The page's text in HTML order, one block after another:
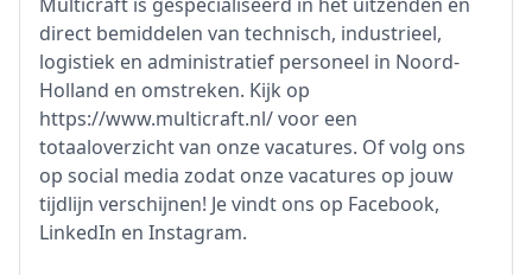
direct bemiddelen van technisch, industrieel,
logistiek en administratief personeel in Noord-
Holland en omstreken. Kijk op
https://www.multicraft.nl/ voor een
totaaloverzicht van onze vacatures. Of volg ons
op social media zodat onze vacatures op jouw
tijdlijn verschijnen! Je vindt ons op Facebook,
LinkedIn en Instagram.